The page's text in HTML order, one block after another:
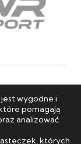
wygodne i
pomagają
analizować
których